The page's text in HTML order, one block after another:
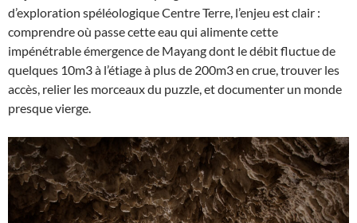
d’exploration spéléologique Centre Terre, l’enjeu est clair :
comprendre où passe cette eau qui alimente cette
impénétrable émergence de Mayang dont le débit fluctue de
quelques 10m3 à l’étiage à plus de 200m3 en crue, trouver les
accès, relier les morceaux du puzzle, et documenter un monde
presque vierge.